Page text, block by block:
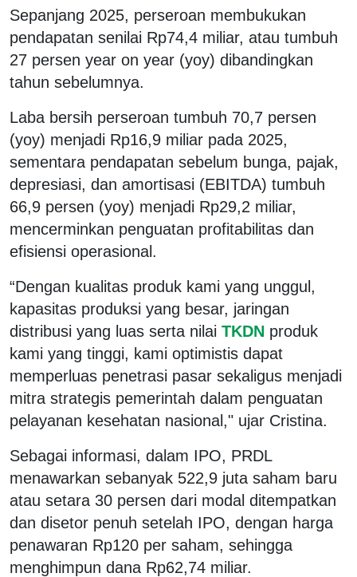
Sepanjang 2025, perseroan membukukan
pendapatan senilai Rp74,4 miliar, atau tumbuh
27 persen year on year (yoy) dibandingkan
tahun sebelumnya.
Laba bersih perseroan tumbuh 70,7 persen
(yoy) menjadi Rp16,9 miliar pada 2025,
sementara pendapatan sebelum bunga, pajak,
depresiasi, dan amortisasi (EBITDA) tumbuh
66,9 persen (yoy) menjadi Rp29,2 miliar,
mencerminkan penguatan profitabilitas dan
efisiensi operasional.
“Dengan kualitas produk kami yang unggul,
kapasitas produksi yang besar, jaringan
distribusi yang luas serta nilai TKDN produk
kami yang tinggi, kami optimistis dapat
memperluas penetrasi pasar sekaligus menjadi
mitra strategis pemerintah dalam penguatan
pelayanan kesehatan nasional," ujar Cristina.
Sebagai informasi, dalam IPO, PRDL
menawarkan sebanyak 522,9 juta saham baru
atau setara 30 persen dari modal ditempatkan
dan disetor penuh setelah IPO, dengan harga
penawaran Rp120 per saham, sehingga
menghimpun dana Rp62,74 miliar.